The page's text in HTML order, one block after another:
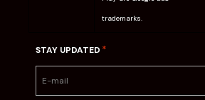
trademarks.
STAY UPDATED *